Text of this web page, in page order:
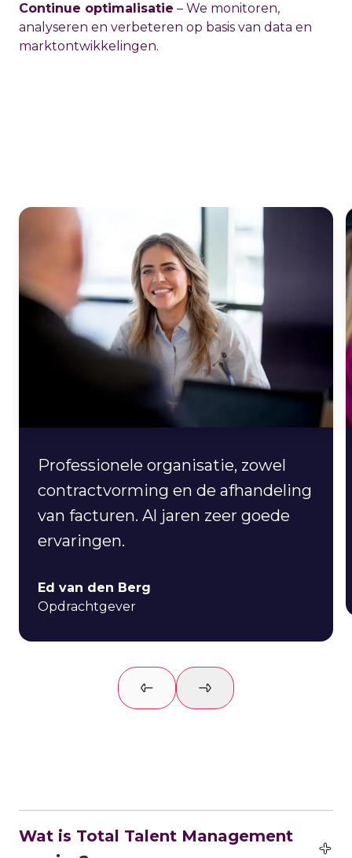
Continue optimalisatie – We monitoren,
analyseren en verbeteren op basis van data en
marktontwikkelingen.
Professionele organisatie, zowel
contractvorming en de afhandeling
van facturen. Al jaren zeer goede
ervaringen.
Ed van den Berg
Opdrachtgever
Previous slideNext slide
Wat is Total Talent Management